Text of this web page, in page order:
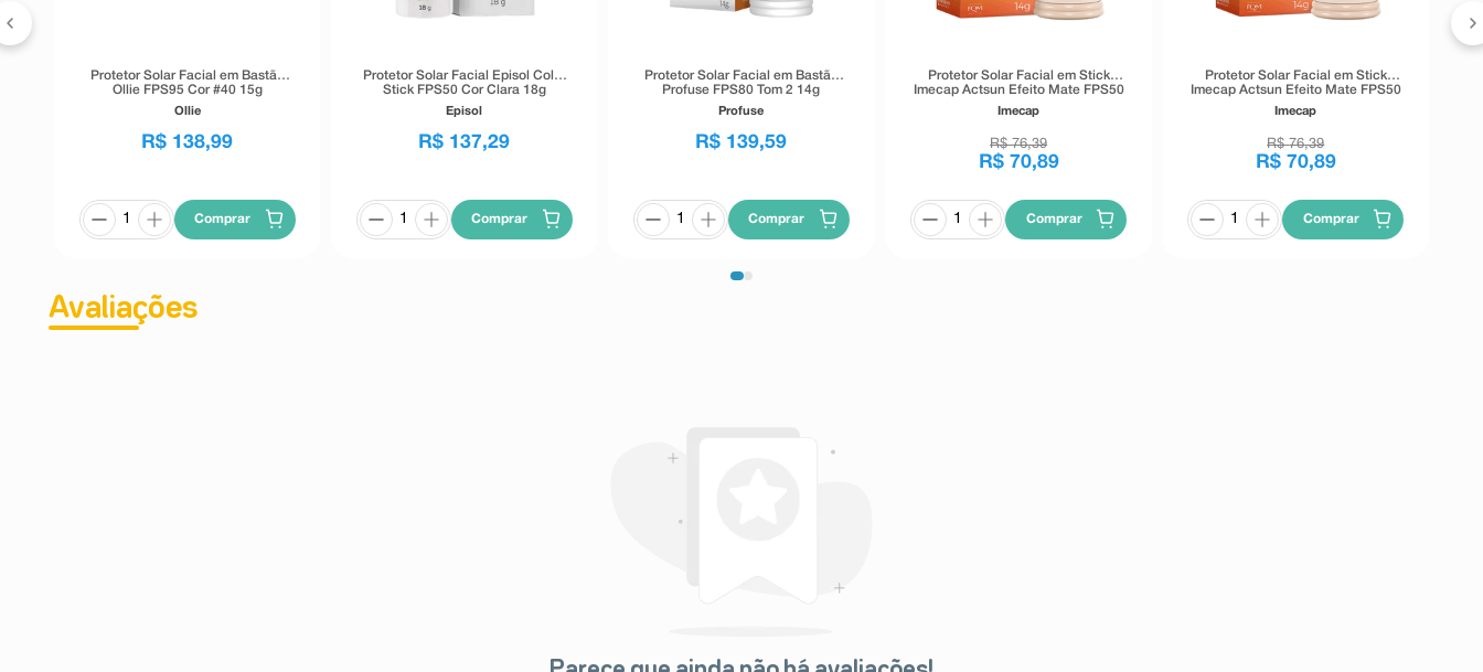
Protetor Solar Facial em Bastão
Ollie FPS95 Cor #40 15g
Ollie
R$ 138,99
Comprar
Protetor Solar Facial Episol Color
Stick FPS50 Cor Clara 18g
Episol
R$ 137,29
Comprar
Protetor Solar Facial em Bastão
Profuse FPS80 Tom 2 14g
Profuse
R$ 139,59
Comprar
Protetor Solar Facial em Stick
Imecap Actsun Efeito Mate FPS50
Tom Claro Cor 1.0 14g
Imecap
R$ 76,39
R$ 70,89
Comprar
Protetor Solar Facial em Stick
Imecap Actsun Efeito Mate FPS50
Tom Médio Cor 2.0 14g
Imecap
R$ 76,39
R$ 70,89
Comprar
Avaliações